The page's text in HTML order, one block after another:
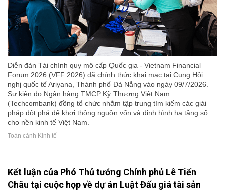
Diễn đàn Tài chính quy mô cấp Quốc gia - Vietnam Financial
Forum 2026 (VFF 2026) đã chính thức khai mạc tại Cung Hội
nghị quốc tế Ariyana, Thành phố Đà Nẵng vào ngày 09/7/2026.
Sự kiện do Ngân hàng TMCP Kỹ Thương Việt Nam
(Techcombank) đồng tổ chức nhằm tập trung tìm kiếm các giải
pháp đột phá để khơi thông nguồn vốn và định hình hạ tầng số
cho nền kinh tế Việt Nam.
Toàn cảnh Kinh tế
Kết luận của Phó Thủ tướng Chính phủ Lê Tiến
Châu tại cuộc họp về dự án Luật Đấu giá tài sản